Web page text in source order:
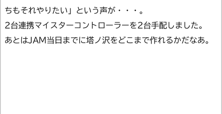
ちもそれやりたい」という声が・・・。
2台連携マイスターコントローラーを2台手配しました。
あとはJAM当日までに塔ノ沢をどこまで作れるかだなあ。